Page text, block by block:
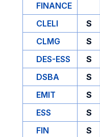
FINANCE
CLELI S
CLMG
S
DES-ESS
S
DSBA
S
EMIT
S
ESS
S
FIN
S